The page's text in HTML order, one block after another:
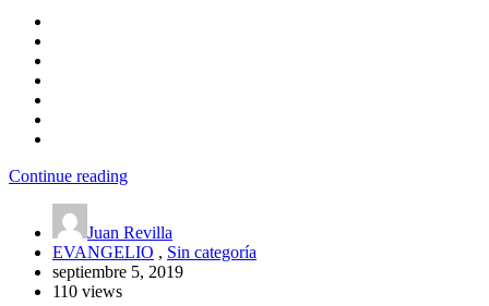
Continue reading
Juan Revilla
EVANGELIO , Sin categoría
septiembre 5, 2019
110 views